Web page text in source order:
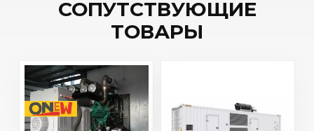
СОПУТСТВУЮЩИЕ
ТОВАРЫ